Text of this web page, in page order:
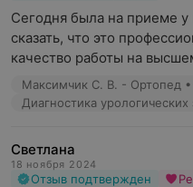
Сегодня была на приеме
сказать, что это
качество работы на
Максимчик С. В. - Ортопед •
Диагностика урологических
Светлана
18 ноября 2024
Отзыв подтвержден